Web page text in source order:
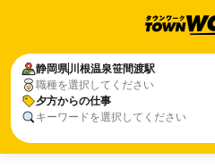
静岡県川根温泉笹間渡駅
職種を選択してください
夕方からの仕事
キーワードを選択してください